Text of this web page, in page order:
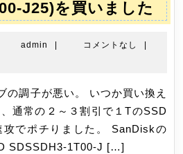
J25)を買いました
の
ラ
3D
admin admin コメントなし
通常の２～３割引で１TのSSD
攻でポチりました。 SanDiskの
SDSSDH3-1T00-J […]